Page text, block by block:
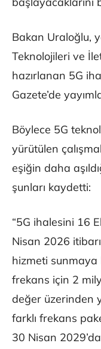
Bakan Uraloğlu,
Teknolojileri ve
hazırlanan 5G
Gazete’de
Böylece 5G
yürütülen
eşiğin daha
şunları kaydetti:
“5G ihalesini 16
Nisan 2026
hizmeti
frekans için 2
değer üzerinden
farklı frekans
30 Nisan